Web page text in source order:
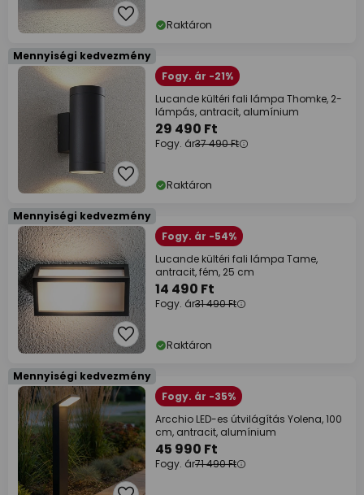
Raktáron
Mennyiségi kedvezmény
Fogy. ár -21%
Lucande kültéri fali lámpa Thomke, 2-
lámpás, antracit, alumínium
29 490 Ft
Fogy. ár37 490 Ft
Raktáron
Mennyiségi kedvezmény
Fogy. ár -54%
Lucande kültéri fali lámpa Tame,
antracit, fém, 25 cm
14 490 Ft
Fogy. ár31 490 Ft
Raktáron
Mennyiségi kedvezmény
Fogy. ár -35%
Arcchio LED-es útvilágítás Yolena, 100
cm, antracit, alumínium
45 990 Ft
Fogy. ár71 490 Ft